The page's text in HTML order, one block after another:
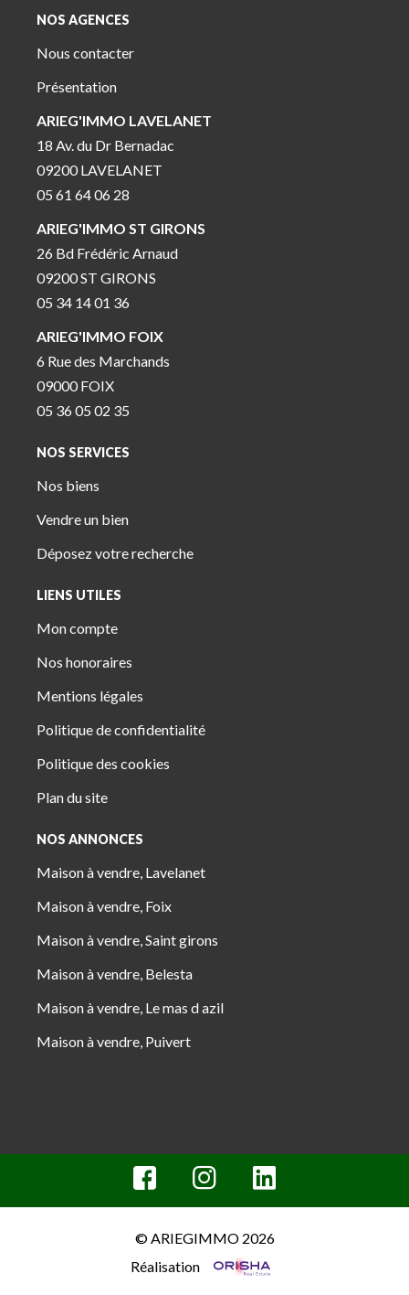
NOS AGENCES
Nous contacter
Présentation
ARIEG'IMMO LAVELANET
18 Av. du Dr Bernadac
09200 LAVELANET
05 61 64 06 28
ARIEG'IMMO ST GIRONS
26 Bd Frédéric Arnaud
09200 ST GIRONS
05 34 14 01 36
ARIEG'IMMO FOIX
6 Rue des Marchands
09000 FOIX
05 36 05 02 35
NOS SERVICES
Nos biens
Vendre un bien
Déposez votre recherche
LIENS UTILES
Mon compte
Nos honoraires
Mentions légales
Politique de confidentialité
Politique des cookies
Plan du site
NOS ANNONCES
Maison à vendre, Lavelanet
Maison à vendre, Foix
Maison à vendre, Saint girons
Maison à vendre, Belesta
Maison à vendre, Le mas d azil
Maison à vendre, Puivert
© ARIEGIMMO 2026
Réalisation